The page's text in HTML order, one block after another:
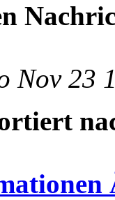
Nov 23